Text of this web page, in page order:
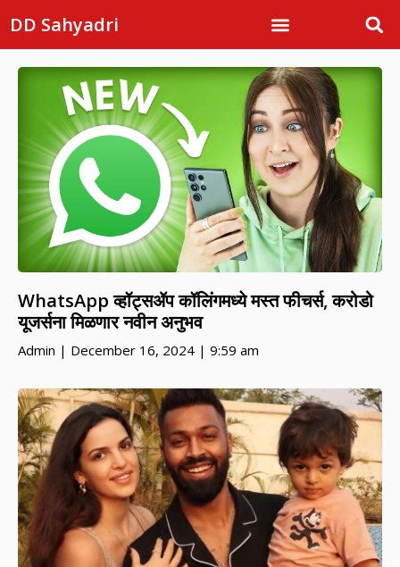
DD Sahyadri
WhatsApp व्हॉट्सॲप कॉलिंगमध्ये मस्त फीचर्स, करोडो
यूजर्सना मिळणार नवीन अनुभव
Admin December 16, 2024 9:59 am